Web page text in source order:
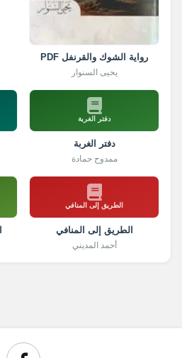
رواية الشوك والقرنفل PDF
يحيى السنوار
دفتر الغربة
دفتر الغربة
ممدوح حمادة
الطريق إلى المنافي
الطريق إلى المنافي
أحمد المديني